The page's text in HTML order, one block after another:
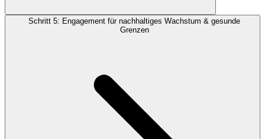
Schritt 5: Engagement für nachhaltiges Wachstum & gesunde
Grenzen